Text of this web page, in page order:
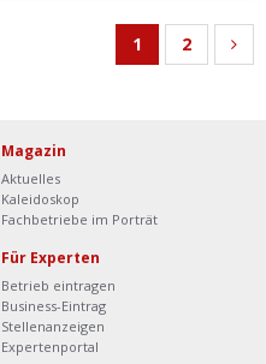
1 2
Magazin
Aktuelles
Kaleidoskop
Fachbetriebe im Porträt
Für Experten
Betrieb eintragen
Business-Eintrag
Stellenanzeigen
Expertenportal